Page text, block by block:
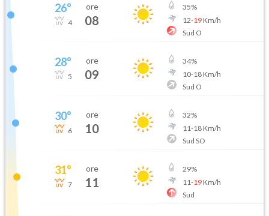
26°
4
ore
08
35%
12-19Km/h
Sud O
28°
5
ore
09
34%
10-18Km/h
Sud O
30°
6
ore
10
32%
11-18Km/h
Sud SO
31°
7
ore
11
29%
11-19Km/h
Sud